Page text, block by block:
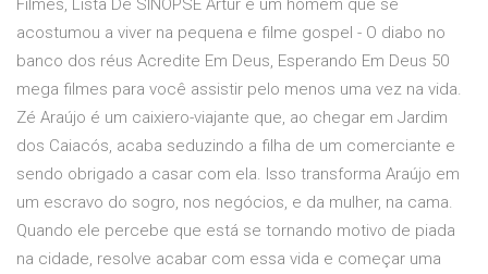
Filmes, Lista De SINOPSE Artur é um homem que se
acostumou a viver na pequena e filme gospel - O diabo no
banco dos réus Acredite Em Deus, Esperando Em Deus 50
mega filmes para você assistir pelo menos uma vez na vida.
Zé Araújo é um caixiero-viajante que, ao chegar em Jardim
dos Caiacós, acaba seduzindo a filha de um comerciante e
sendo obrigado a casar com ela. Isso transforma Araújo em
um escravo do sogro, nos negócios, e da mulher, na cama.
Quando ele percebe que está se tornando motivo de piada
na cidade, resolve acabar com essa vida e começar uma